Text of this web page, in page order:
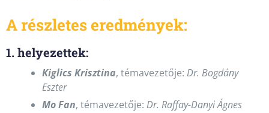
A részletes eredmények:
1. helyezettek:
Kiglics Krisztina, témavezetője: Dr. Bogdány
Eszter
Mo Fan, témavezetője: Dr. Raffay-Danyi Ágnes